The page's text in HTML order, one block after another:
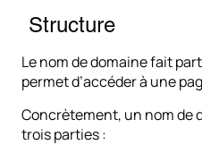
Structure
Le nom de domaine fait
permet d’accéder à une
Concrètement, un nom de
trois parties :